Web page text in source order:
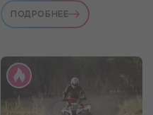
ПОДРОБНЕЕ